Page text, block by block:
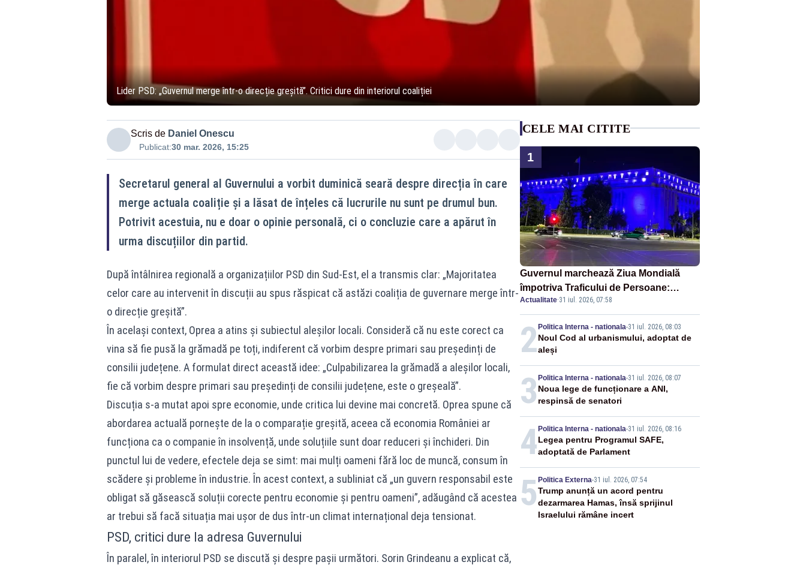
Lider PSD: „Guvernul merge într-o direcție greșită”. Critici dure din interiorul coaliției
Scris de Daniel Onescu
Publicat:30 mar. 2026, 15:25
Secretarul general al Guvernului a vorbit duminică seară despre direcția în care
merge actuala coaliție și a lăsat de înțeles că lucrurile nu sunt pe drumul bun.
Potrivit acestuia, nu e doar o opinie personală, ci o concluzie care a apărut în
urma discuțiilor din partid.
După întâlnirea regională a organizațiilor PSD din Sud-Est, el a transmis clar: „Majoritatea
celor care au intervenit în discuții au spus răspicat că astăzi coaliția de guvernare merge într-
o direcție greșită”.
În același context, Oprea a atins și subiectul aleșilor locali. Consideră că nu este corect ca
vina să fie pusă la grămadă pe toți, indiferent că vorbim despre primari sau președinți de
consilii județene. A formulat direct această idee: „Culpabilizarea la grămadă a aleșilor locali,
fie că vorbim despre primari sau președinți de consilii județene, este o greșeală”.
Discuția s-a mutat apoi spre economie, unde critica lui devine mai concretă. Oprea spune că
abordarea actuală pornește de la o comparație greșită, aceea că economia României ar
funcționa ca o companie în insolvență, unde soluțiile sunt doar reduceri și închideri. Din
punctul lui de vedere, efectele deja se simt: mai mulți oameni fără loc de muncă, consum în
scădere și probleme în industrie. În acest context, a subliniat că „un guvern responsabil este
obligat să găsească soluții corecte pentru economie și pentru oameni”, adăugând că acestea
ar trebui să facă situația mai ușor de dus într-un climat internațional deja tensionat.
PSD, critici dure la adresa Guvernului
În paralel, în interiorul PSD se discută și despre pașii următori. Sorin Grindeanu a explicat că,
CELE MAI CITITE
1
Guvernul marchează Ziua Mondială
împotriva Traficului de Persoane:
Palatul Victoria, iluminat în albastru
Actualitate·31 iul. 2026, 07:58
2Politica Interna - nationala-31 iul. 2026, 08:03
Noul Cod al urbanismului, adoptat de
aleși
3 Politica Interna - nationala-31 iul. 2026, 08:07
Noua lege de funcționare a ANI,
respinsă de senatori
4Politica Interna - nationala-31 iul. 2026, 08:16
Legea pentru Programul SAFE,
adoptată de Parlament
5 Politica Externa-31 iul. 2026, 07:54
Trump anunță un acord pentru
dezarmarea Hamas, însă sprijinul
Israelului rămâne incert